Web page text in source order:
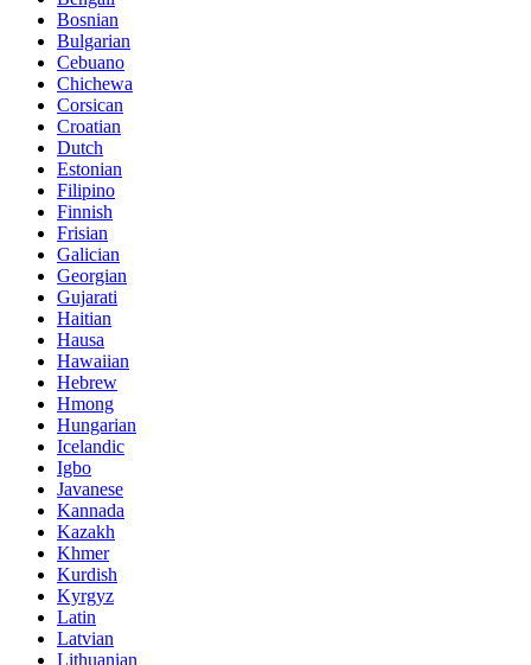
Bosnian
Bulgarian
Cebuano
Chichewa
Corsican
Croatian
Dutch
Estonian
Filipino
Finnish
Frisian
Galician
Georgian
Gujarati
Haitian
Hausa
Hawaiian
Hebrew
Hmong
Hungarian
Icelandic
Igbo
Javanese
Kannada
Kazakh
Khmer
Kurdish
Kyrgyz
Latin
Latvian
Lithuanian